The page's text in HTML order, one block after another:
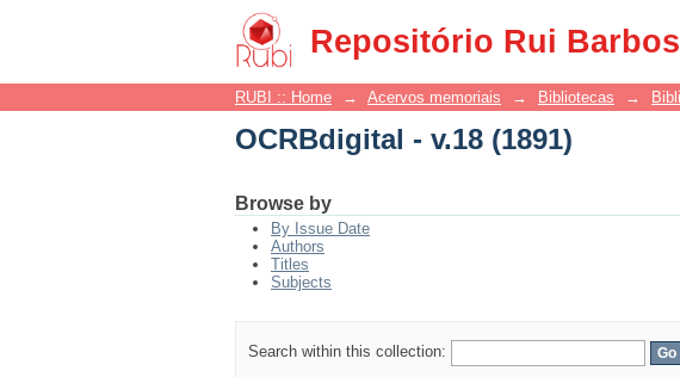
Repositório Rui
OCRBdigital - v.18 (1891)
RUBI :: Home → Acervos memoriais → Bibliotecas →
OCRBdigital - v.18 (1891)
Browse by
By Issue Date
Authors
Titles
Subjects
Search within this collection: